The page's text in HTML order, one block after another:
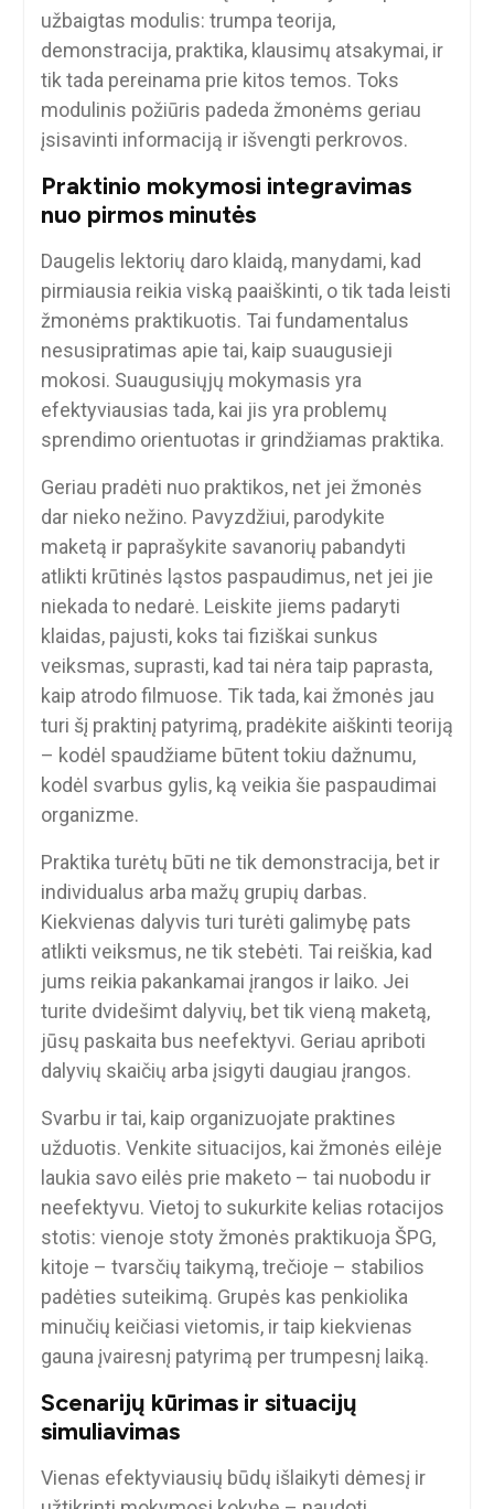
užbaigtas modulis: trumpa teorija,
demonstracija, praktika, klausimų atsakymai, ir
tik tada pereinama prie kitos temos. Toks
modulinis požiūris padeda žmonėms geriau
įsisavinti informaciją ir išvengti perkrovos.
Praktinio mokymosi integravimas
nuo pirmos minutės
Daugelis lektorių daro klaidą, manydami, kad
pirmiausia reikia viską paaiškinti, o tik tada leisti
žmonėms praktikuotis. Tai fundamentalus
nesusipratimas apie tai, kaip suaugusieji
mokosi. Suaugusiųjų mokymasis yra
efektyviausias tada, kai jis yra problemų
sprendimo orientuotas ir grindžiamas praktika.
Geriau pradėti nuo praktikos, net jei žmonės
dar nieko nežino. Pavyzdžiui, parodykite
maketą ir paprašykite savanorių pabandyti
atlikti krūtinės ląstos paspaudimus, net jei jie
niekada to nedarė. Leiskite jiems padaryti
klaidas, pajusti, koks tai fiziškai sunkus
veiksmas, suprasti, kad tai nėra taip paprasta,
kaip atrodo filmuose. Tik tada, kai žmonės jau
turi šį praktinį patyrimą, pradėkite aiškinti teoriją
– kodėl spaudžiame būtent tokiu dažnumu,
kodėl svarbus gylis, ką veikia šie paspaudimai
organizme.
Praktika turėtų būti ne tik demonstracija, bet ir
individualus arba mažų grupių darbas.
Kiekvienas dalyvis turi turėti galimybę pats
atlikti veiksmus, ne tik stebėti. Tai reiškia, kad
jums reikia pakankamai įrangos ir laiko. Jei
turite dvidešimt dalyvių, bet tik vieną maketą,
jūsų paskaita bus neefektyvi. Geriau apriboti
dalyvių skaičių arba įsigyti daugiau įrangos.
Svarbu ir tai, kaip organizuojate praktines
užduotis. Venkite situacijos, kai žmonės eilėje
laukia savo eilės prie maketo – tai nuobodu ir
neefektyvu. Vietoj to sukurkite kelias rotacijos
stotis: vienoje stoty žmonės praktikuoja ŠPG,
kitoje – tvarsčių taikymą, trečioje – stabilios
padėties suteikimą. Grupės kas penkiolika
minučių keičiasi vietomis, ir taip kiekvienas
gauna įvairesnį patyrimą per trumpesnį laiką.
Scenarijų kūrimas ir situacijų
simuliavimas
Vienas efektyviausių būdų išlaikyti dėmesį ir